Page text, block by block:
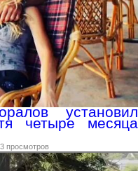
установил
четыре месяца
просмотров